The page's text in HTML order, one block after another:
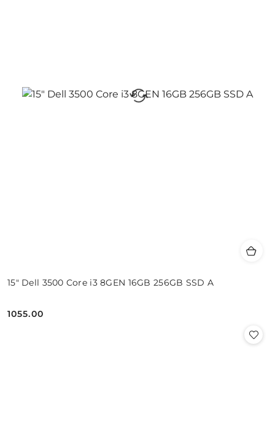
15" Dell 3500 Core i3 8GEN 16GB 256GB SSD A
Cena:
1055.00